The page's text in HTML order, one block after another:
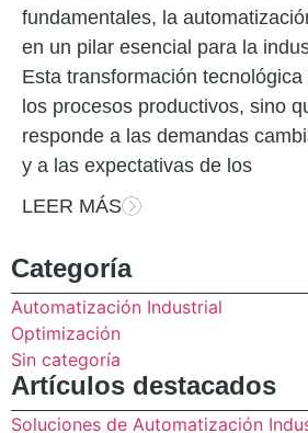
fundamentales, la
en un pilar esencial para la
Esta transformación
los procesos productivos, sino
responde a las demandas
y a las expectativas de los
LEER MÁS
Categoría
Automatización Industrial
Optimización
Sin categoría
Artículos destacados
Soluciones de Automatización